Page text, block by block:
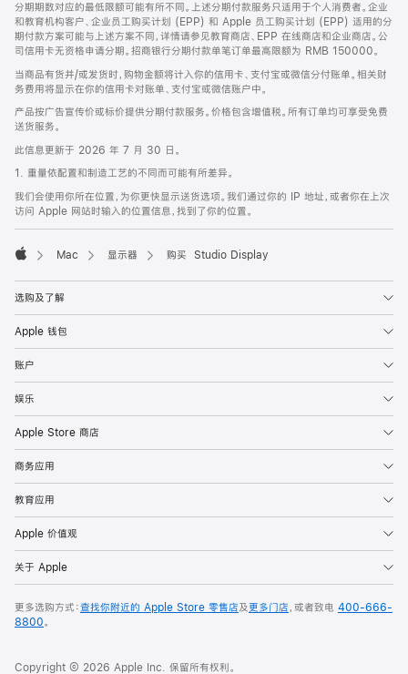
分期期数对应的最低限额可能有所不同。上述分期付款服务只适用于个人消费者。企业
和教育机构客户、企业员工购买计划 (EPP) 和 Apple 员工购买计划 (EPP) 适用的分
期付款方案可能与上述方案不同，详情请参见教育商店、EPP 在线商店和企业商店。公
司信用卡无资格申请分期。招商银行分期付款单笔订单最高限额为 RMB 150000。
当商品有货并/或发货时，购物金额将计入你的信用卡、支付宝或微信分付账单。相关财
务费用将显示在你的信用卡对账单、支付宝或微信账户中。
产品按广告宣传价或标价提供分期付款服务。价格包含增值税。所有订单均可享受免费
送货服务。
此信息更新于 2026 年 7 月 30 日。
1. 重量依配置和制造工艺的不同而可能有所差异。
我们会使用你所在位置，为你更快显示送货选项。我们通过你的 IP 地址，或者你在上次
访问 Apple 网站时输入的位置信息，找到了你的位置。
Mac 显示器 购买 Studio Display
选购及了解
Apple 钱包
账户
娱乐
Apple Store 商店
商务应用
教育应用
Apple 价值观
关于 Apple
更多选购方式：查找你附近的 Apple Store 零售店及更多门店，或者致电 400-666-
8800。
Copyright © 2026 Apple Inc. 保留所有权利。